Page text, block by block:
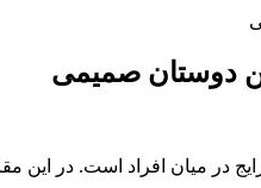
دوستان صمیمی
در میان افراد است. در